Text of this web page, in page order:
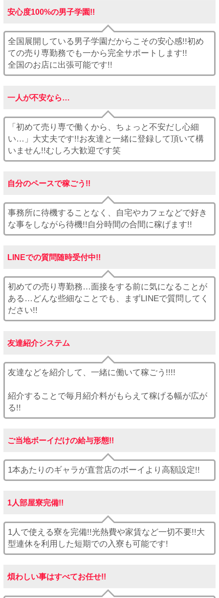
安心度100%の男子学園!!
全国展開している男子学園だからこその安心感!!初め
ての売り専勤務でも一から完全サポートします!!
全国のお店に出張可能です!!
一人が不安なら…
「初めて売り専で働くから、ちょっと不安だし心細
い…」大丈夫です!!お友達と一緒に登録して頂いて構
いません!!むしろ大歓迎です笑
自分のペースで稼ごう!!
事務所に待機することなく、自宅やカフェなどで好き
な事をしながら待機!!自分時間の合間に稼げます!!
LINEでの質問随時受付中!!
初めての売り専勤務…面接をする前に気になることが
ある…どんな些細なことでも、まずLINEで質問してく
ださい!!
友達紹介システム
友達などを紹介して、一緒に働いて稼ごう!!!!
紹介することで毎月紹介料がもらえて稼げる幅が広が
る!!
ご当地ボーイだけの給与形態!!
1本あたりのギャラが直営店のボーイより高額設定!!
1人部屋寮完備!!
1人で使える寮を完備!!光熱費や家賃など一切不要!!大
型連休を利用した短期での入寮も可能です!
煩わしい事はすべてお任せ!!